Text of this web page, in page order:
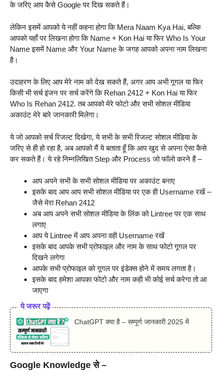
के जरिए आप कैसे Google पर दिख सकते हैं।
लेकिन इसमें आपको ये नहीं कहना होगा कि Mera Naam Kya Hai, बल्कि
आपको यहाँ पर लिखना होगा कि Name + Kon Hai या फिर Who Is Your
Name इसमें Name और Your Name के जगह आपको अपना नाम लिखना
है।
उदाहरण के लिए आप मेरे नाम को देख सकते हैं, अगर आप अभी गूगल या फिर
किसी भी सर्च इंजन पर सर्च करेंगे कि Rehan 2412 + Kon Hai या फिर
Who Is Rehan 2412. तब आपको मेरे फोटो और सभी सोशल मीडिया
अकाउंट मेरे बारे जानकारी मिलेगा।
ये जो आपको सर्च रिजल्ट दिखेगा, ये सभी के सभी रिजल्ट सोशल मीडिया के
जरिए से ही हो रहा है, अब आपको मैं ये बताता हूँ कि आप खुद से अपना ऐसा कैसे
कर सकते हैं। ये रहे निम्नलिखित Step और Process जो फॉलो करने हैं –
आप अपने सभी के सभी सोशल मीडिया पर अकाउंट बनाए
इसके बाद आप आप सभी सोशल मीडिया पर एक ही Username रखें –
जैसे मेरा Rehan 2412
अब आप अपने सभी सोशल मीडिया के लिंक को Lintree पर एक साथ
लगाए
आप ये Lintree में आप अपना वही Username रखें
इसके बाद आपके सभी प्रोफाइल और नाम के साथ फोटो गूगल पर
दिखने लगेगा
आपके सभी प्रोफाइल को गूगल पर इंडेक्स होने में समय लगता है।
इसके बाद हमेशा आपका फोटो और नाम कही भी कोई सर्च करेगा तो आ
जाएगा
ये जरूर पढ़ें
ChatGPT क्या है – सम्पूर्ण जानकारी 2025 में
Google Knowledge से –